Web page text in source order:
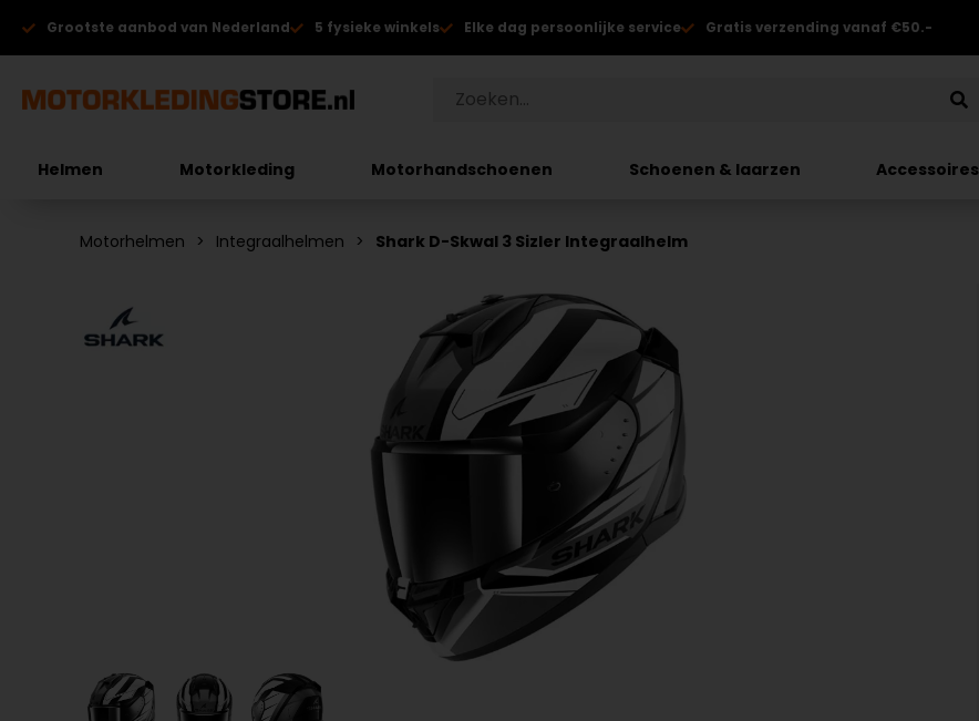
Grootste aanbod van Nederland 5 fysieke winkels Elke dag persoonlijke service Gratis verzending vanaf €50.-
Helmen Motorkleding Motorhandschoenen Schoenen & laarzen Accessoires
Motorhelmen Integraalhelmen Shark D-Skwal 3 Sizler Integraalhelm